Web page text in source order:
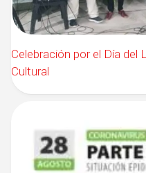
Celebración por el Día del
Cultural